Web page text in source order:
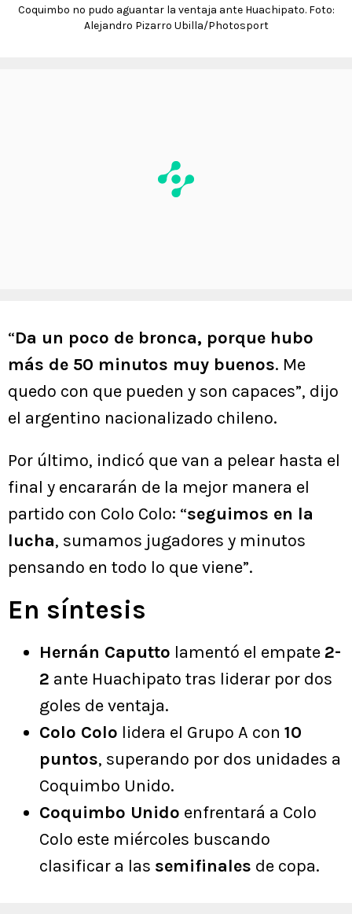
Coquimbo no pudo aguantar la ventaja ante Huachipato. Foto:
Alejandro Pizarro Ubilla/Photosport
“Da un poco de bronca, porque hubo
más de 50 minutos muy buenos. Me
quedo con que pueden y son capaces”, dijo
el argentino nacionalizado chileno.
Por último, indicó que van a pelear hasta el
final y encararán de la mejor manera el
partido con Colo Colo: “seguimos en la
lucha, sumamos jugadores y minutos
pensando en todo lo que viene”.
En síntesis
Hernán Caputto lamentó el empate 2-
2 ante Huachipato tras liderar por dos
goles de ventaja.
Colo Colo lidera el Grupo A con 10
puntos, superando por dos unidades a
Coquimbo Unido.
Coquimbo Unido enfrentará a Colo
Colo este miércoles buscando
clasificar a las semifinales de copa.